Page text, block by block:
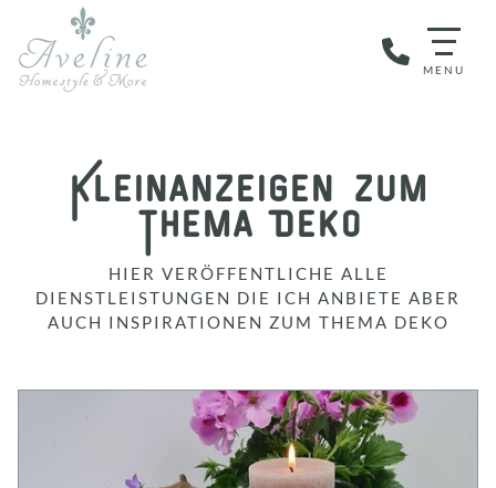
Kleinanzeigen zum
Thema Deko
HIER VERÖFFENTLICHE ALLE
DIENSTLEISTUNGEN DIE ICH ANBIETE ABER
AUCH INSPIRATIONEN ZUM THEMA DEKO